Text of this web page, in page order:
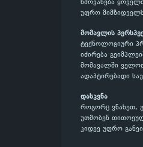
ხმოვანება
უფრო
მომავლის
ტექნოლოგიური
იძირება
მომავალში
ადაპტირებადი
დასკვნა
როგორც ვნახეთ,
უთმობენ
კიდევ უფრო